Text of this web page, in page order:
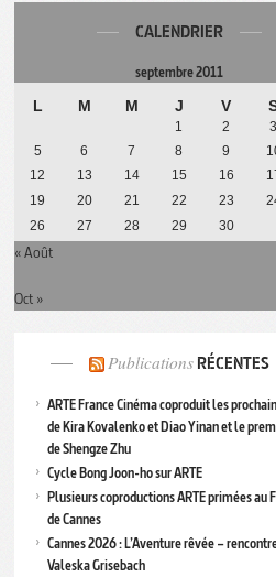
CALENDRIER
septembre 2011
L M M J V
1 2 3
5
6 7 8 9
12
13 14 15 16
19
20 21 22 23
26
27 28 29 30
« Août
Oct »
Publications RÉCENTES
ARTE France Cinéma coproduit les
de Kira Kovalenko et Diao Yinan et le
de Shengze Zhu
Cycle Bong Joon-ho sur ARTE
Plusieurs coproductions ARTE primées au
de Cannes
Cannes 2026 : L’Aventure rêvée –
Valeska Grisebach